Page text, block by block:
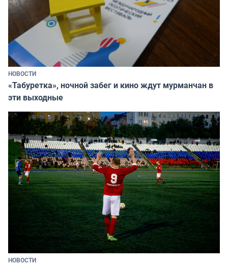
НОВОСТИ
«Табуретка», ночной забег и кино ждут мурманчан в
эти выходные
НОВОСТИ